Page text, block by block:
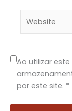
Ao utilizar
por este site. *